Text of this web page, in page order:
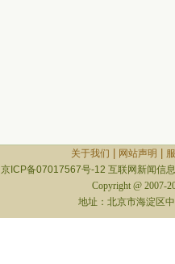
关于我们 网站声明
京ICP备07017567号-12 互联网新闻信
Copyright @ 2007-
地址：北京市海淀区